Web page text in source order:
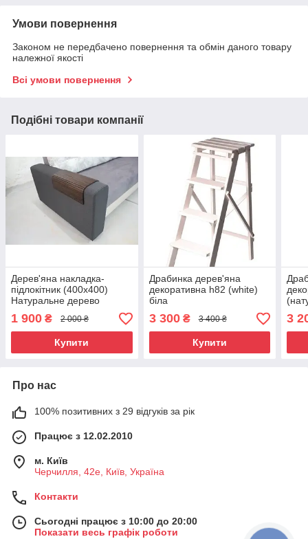
Умови повернення
Законом не передбачено повернення та обмін даного товару
належної якості
Всі умови повернення
Подібні товари компанії
Дерев'яна накладка-
підлокітник (400х400)
Натуральне дерево
1 900 ₴ 2 000 ₴
Купити
Драбинка дерев'яна
декоративна h82 (white)
біла
3 300₴ 3 400 ₴
Купити
3
Про нас
100% позитивних з 29 відгуків за рік
Працює з 12.02.2010
м. Київ
Черчилля, 42е, Київ, Україна
Контакти
Сьогодні працює з 10:00 до 20:00
Показати весь графік роботи